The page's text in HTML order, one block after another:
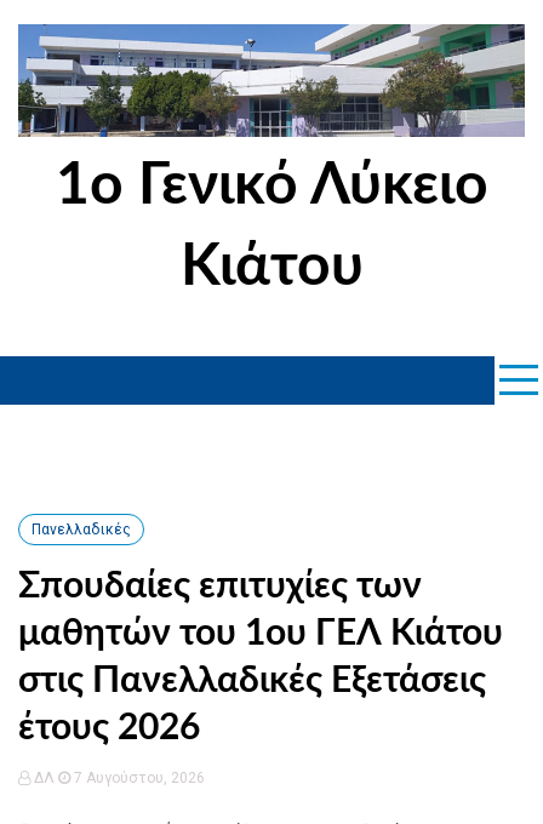
content
1ο Γενικό Λύκειο
Κιάτου
Πανελλαδικές
Σπουδαίες επιτυχίες των
μαθητών του 1ου ΓΕΛ Κιάτου
στις Πανελλαδικές Εξετάσεις
έτους 2026
ΔΛ 7 Αυγούστου, 2026